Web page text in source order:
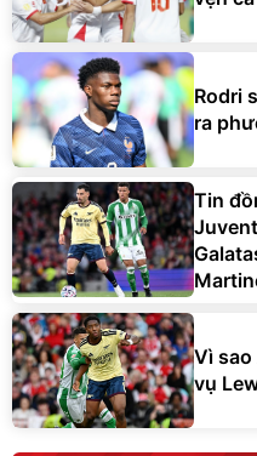
Rodri
ra
Tin
Vì
vụ